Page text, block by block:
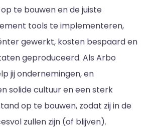
te bouwen en de juiste
tools te implementeren,
gewerkt, kosten bespaard en
geproduceerd. Als Arbo
jij ondernemingen, en
solide cultuur en een sterk
op te bouwen, zodat zij in de
zullen zijn (of blijven).